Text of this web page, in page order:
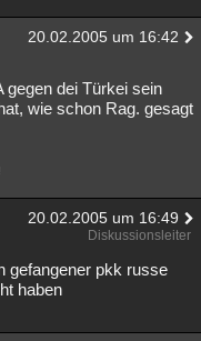
20.02.2005 um 16:42
dei Türkei sein
wie schon Rag. gesagt
20.02.2005 um 16:49
Diskussionsleiter
gefangener pkk russe
haben